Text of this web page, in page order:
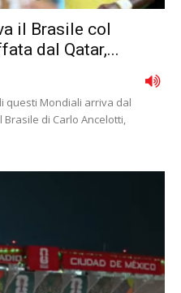
il Brasile col
dal Qatar,...
questi Mondiali arriva dal
di Carlo Ancelotti,